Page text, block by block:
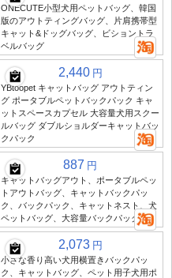
ONECUTE小型犬用ペットバッグ、韓国
版のアウトティングバッグ、片肩携帯型
キャット&ドッグバッグ、ビショントラ
ベルバッグ
2,440 円
YBtoopet キャットバッグ アウトティン
グ ポータブルペットバックパック キャ
ットスペースカプセル 大容量犬用スクー
ルバッグ ダブルショルダーキャットバッ
クパック
887 円
キャットバッグアウト、ポータブルペッ
トアウトバッグ、キャットバックパッ
ク、バックパック、キャットネスト、犬
ペットバッグ、大容量バックパック
2,073 円
小さな香り高い犬用横置きバックパッ
ク、キャットバッグ、ペット用子犬用ポ